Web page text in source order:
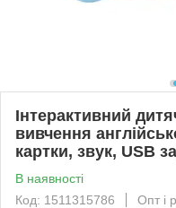
Інтерактивний
вивчення
картки, звук, USB
В наявності
Код: 1511315786
Опт і